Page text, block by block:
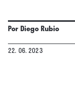
PorDiego Rubio
22. 06. 2023